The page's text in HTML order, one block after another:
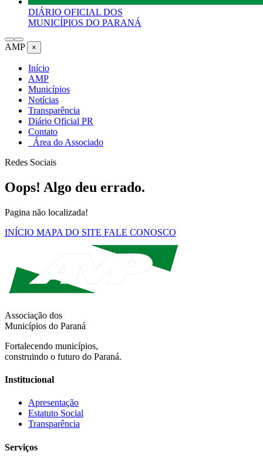
DIÁRIO OFICIAL DOS
MUNICÍPIOS DO PARANÁ
AMP ×
Início
AMP
Municípios
Notícias
Transparência
Diário Oficial PR
Contato
Área do Associado
Redes Sociais
Oops! Algo deu errado.
Pagina não localizada!
INÍCIO MAPA DO SITE FALE CONOSCO
Associação dos
Municípios do Paraná
Fortalecendo municípios,
construindo o futuro do Paraná.
Institucional
Apresentação
Estatuto Social
Transparência
Serviços